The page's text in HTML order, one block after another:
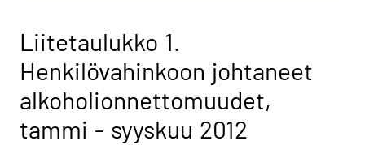
Liitetaulukko 1.
Henkilövahinkoon johtaneet
alkoholionnettomuudet,
tammi - syyskuu 2012